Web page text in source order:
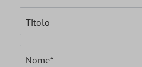
Titolo
Nome*